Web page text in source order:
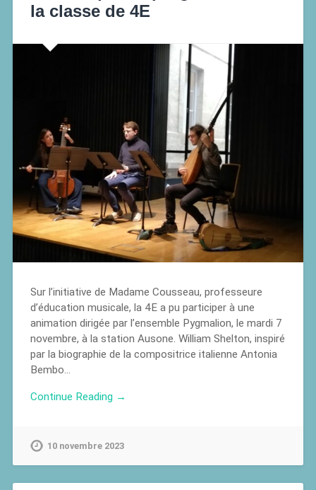
la classe de 4E
Sur l’initiative de Madame Cousseau, professeure
d’éducation musicale, la 4E a pu participer à une
animation dirigée par l’ensemble Pygmalion, le mardi 7
novembre, à la station Ausone. William Shelton, inspiré
par la biographie de la compositrice italienne Antonia
Bembo…
Continue Reading →
10 novembre 2023